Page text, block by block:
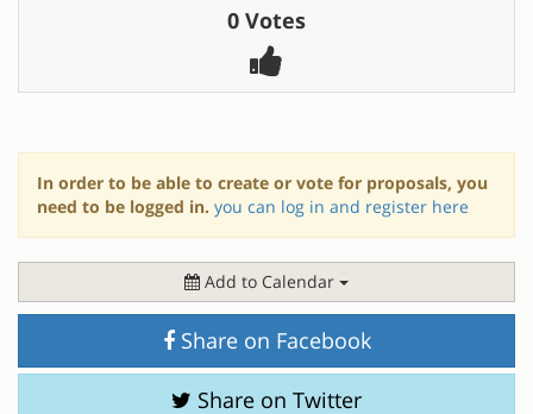
0 Votes
In order to be able to create or vote for proposals, you
need to be logged in. you can log in and register here
Add to Calendar
Share on Facebook
Share on Twitter